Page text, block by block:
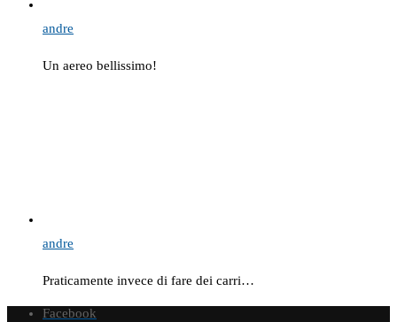
andre
Un aereo bellissimo!
andre
Praticamente invece di fare dei carri…
Facebook